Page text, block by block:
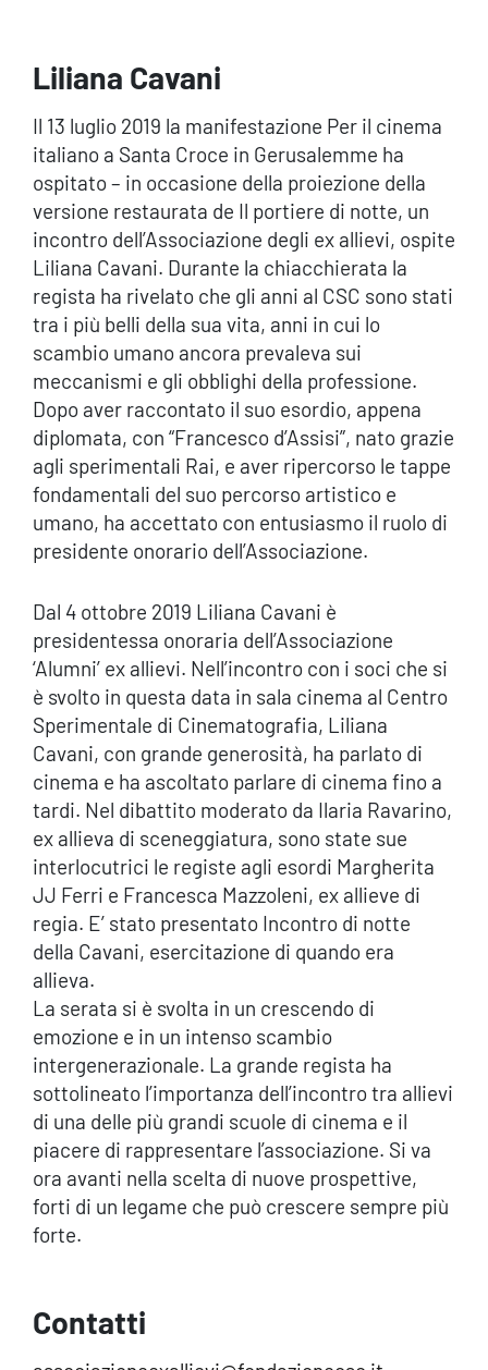
Liliana Cavani
Il 13 luglio 2019 la manifestazione Per il cinema
italiano a Santa Croce in Gerusalemme ha
ospitato – in occasione della proiezione della
versione restaurata de Il portiere di notte, un
incontro dell’Associazione degli ex allievi, ospite
Liliana Cavani. Durante la chiacchierata la
regista ha rivelato che gli anni al CSC sono stati
tra i più belli della sua vita, anni in cui lo
scambio umano ancora prevaleva sui
meccanismi e gli obblighi della professione.
Dopo aver raccontato il suo esordio, appena
diplomata, con “Francesco d’Assisi”, nato grazie
agli sperimentali Rai, e aver ripercorso le tappe
fondamentali del suo percorso artistico e
umano, ha accettato con entusiasmo il ruolo di
presidente onorario dell’Associazione.
Dal 4 ottobre 2019 Liliana Cavani è
presidentessa onoraria dell’Associazione
‘Alumni’ ex allievi. Nell’incontro con i soci che si
è svolto in questa data in sala cinema al Centro
Sperimentale di Cinematografia, Liliana
Cavani, con grande generosità, ha parlato di
cinema e ha ascoltato parlare di cinema fino a
tardi. Nel dibattito moderato da Ilaria Ravarino,
ex allieva di sceneggiatura, sono state sue
interlocutrici le registe agli esordi Margherita
JJ Ferri e Francesca Mazzoleni, ex allieve di
regia. E’ stato presentato Incontro di notte
della Cavani, esercitazione di quando era
allieva.
La serata si è svolta in un crescendo di
emozione e in un intenso scambio
intergenerazionale. La grande regista ha
sottolineato l’importanza dell’incontro tra allievi
di una delle più grandi scuole di cinema e il
piacere di rappresentare l’associazione. Si va
ora avanti nella scelta di nuove prospettive,
forti di un legame che può crescere sempre più
forte.
Contatti